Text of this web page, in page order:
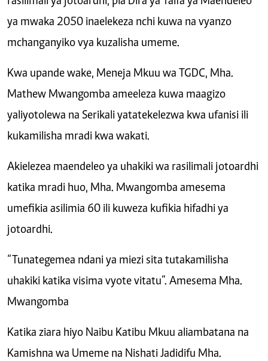
ya mwaka 2050 inaelekeza nchi kuwa na vyanzo
mchanganyiko vya kuzalisha umeme.
Kwa upande wake, Meneja Mkuu wa TGDC, Mha.
Mathew Mwangomba ameeleza kuwa maagizo
yaliyotolewa na Serikali yatatekelezwa kwa ufanisi ili
kukamilisha mradi kwa wakati.
Akielezea maendeleo ya uhakiki wa rasilimali jotoardhi
katika mradi huo, Mha. Mwangomba amesema
umefikia asilimia 60 ili kuweza kufikia hifadhi ya
jotoardhi.
“Tunategemea ndani ya miezi sita tutakamilisha
uhakiki katika visima vyote vitatu”. Amesema Mha.
Mwangomba
Katika ziara hiyo Naibu Katibu Mkuu aliambatana na
Kamishna wa Umeme na Nishati Jadidifu Mha.